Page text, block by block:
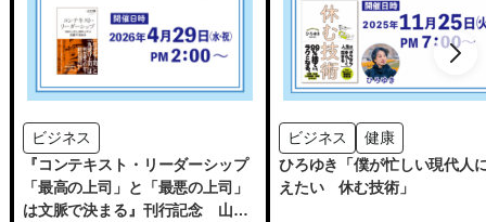
ビジネス
『コンテキスト・リーダーシップ
「最高の上司」と「最悪の上司」
は文脈で決まる』刊行記念 山口
ビジネス
健康
ひろゆき「僕が忙しい現代人
えたい 休む技術」